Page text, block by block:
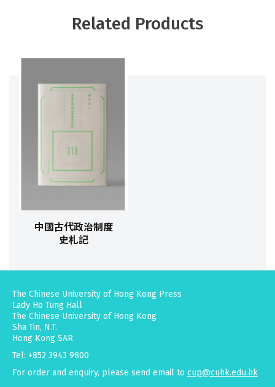
Related Products
中國古代政治制度
史札記
The Chinese University of Hong Kong Press
Lady Ho Tung Hall
The Chinese University of Hong Kong
Sha Tin, N.T.
Hong Kong SAR
Tel: +852 3943 9800
For order and enquiry, please send email to cup@cuhk.edu.hk